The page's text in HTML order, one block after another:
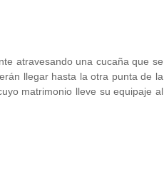
atravesando una cucaña que se
llegar hasta la otra punta de la
matrimonio lleve su equipaje al